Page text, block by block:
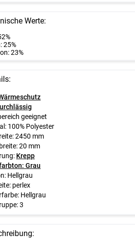
Werte:
25%
23%
geeignet
100% Polyester
2450 mm
20 mm
Krepp
Grau
Hellgrau
perlex
Hellgrau
3